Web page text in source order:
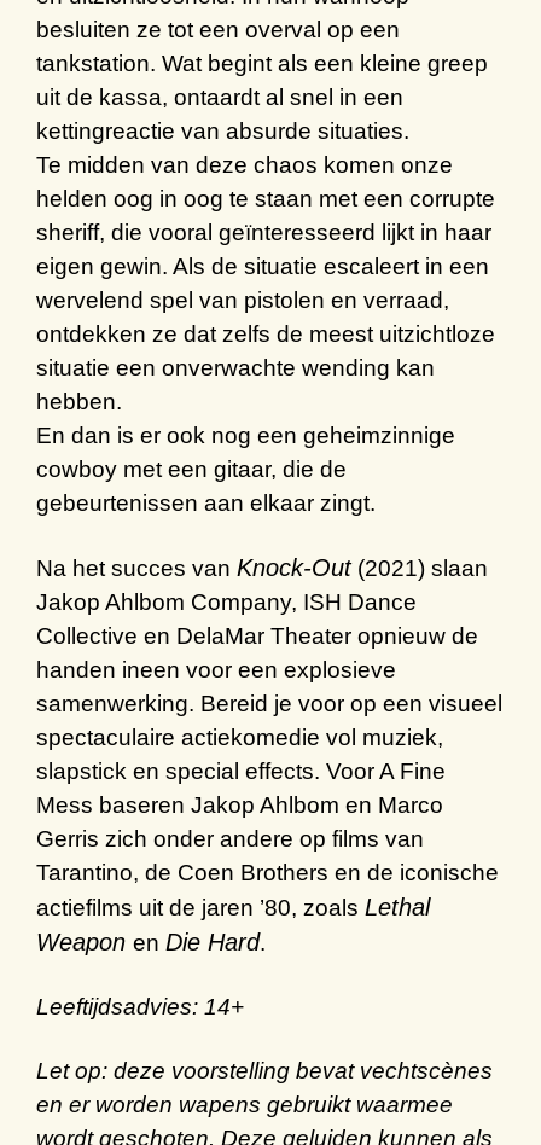
besluiten ze tot een overval op een
tankstation. Wat begint als een kleine greep
uitde kassa, ontaardt al snel in een
kettingreactie van absurde situaties.
Te midden van deze chaos komen onze
helden oog in oog te staan met een corrupte
sheriff, die vooral geïnteresseerd lijkt in haar
eigen gewin. Als de situatie escaleert in een
wervelend spel van pistolen en verraad,
ontdekken ze dat zelfs de meest uitzichtloze
situatie een onverwachte wending kan
hebben.
En dan is er ook nog een geheimzinnige
cowboy met een gitaar, die de
gebeurtenissen aan elkaar zingt.
Na het succes van Knock-Out(2021) slaan
Jakop Ahlbom Company, ISH Dance
Collective en DelaMar Theater opnieuw de
handen ineen voor een explosieve
samenwerking. Bereid je voor op een visueel
spectaculaire actiekomedie vol muziek,
slapstick en special effects. VoorA Fine
Mess baseren Jakop Ahlbom en Marco
Gerris zich onder andere op films van
Tarantino, de Coen Brothers en de iconische
actiefilms uit de jaren ’80, zoals Lethal
Weapon en Die Hard.
Leeftijdsadvies: 14+
Let op: deze voorstelling bevat vechtscènes
en er worden wapens gebruikt waarmee
wordt geschoten. Deze geluiden kunnen als